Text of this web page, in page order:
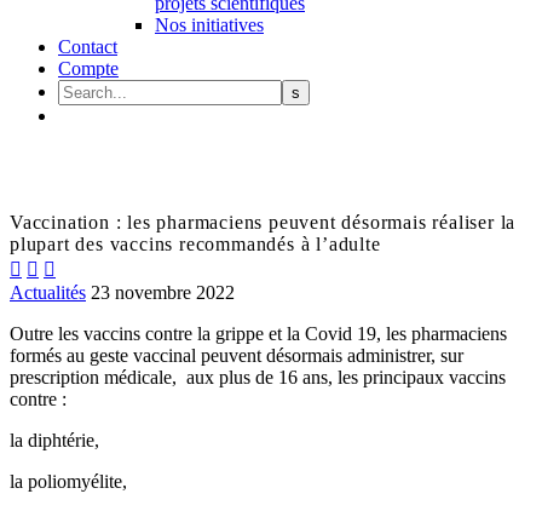
Nos initiatives
Contact
Compte
Vaccination : les pharmaciens peuvent désormais réaliser la
plupart des vaccins recommandés à l’adulte
  
Actualités 23 novembre 2022
Outre les vaccins contre la grippe et la Covid 19, les pharmaciens
formés au geste vaccinal peuvent désormais administrer, sur
prescription médicale, aux plus de 16 ans, les principaux vaccins
contre :
la diphtérie,
la poliomyélite,